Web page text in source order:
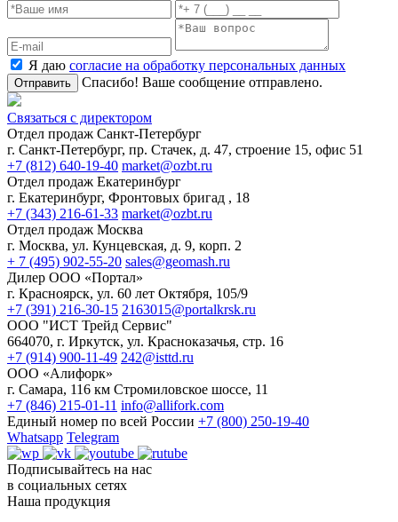
Я даю согласие на обработку персональных данных
Отправить Спасибо! Ваше сообщение отправлено.
Связаться с директором
Отдел продаж Санкт-Петербург
г. Санкт-Петербург, пр. Стачек, д. 47, строение 15, офис 51
+7 (812) 640-19-40 market@ozbt.ru
Отдел продаж Екатеринбург
г. Екатеринбург, Фронтовых бригад , 18
+7 (343) 216-61-33 market@ozbt.ru
Отдел продаж Москва
г. Москва, ул. Кунцевская, д. 9, корп. 2
+ 7 (495) 902-55-20 sales@geomash.ru
Дилер ООО «Портал»
г. Красноярск, ул. 60 лет Октября, 105/9
+7 (391) 216-30-15 2163015@portalkrsk.ru
ООО "ИСТ Трейд Сервис"
664070, г. Иркутск, ул. Красноказачья, стр. 16
+7 (914) 900-11-49 242@isttd.ru
ООО «Алифорк»
г. Самара, 116 км Стромиловское шоссе, 11
+7 (846) 215-01-11 info@allifork.com
Единый номер по всей России +7 (800) 250-19-40
Whatsapp Telegram
Подписывайтесь на нас
в социальных сетях
Наша продукция